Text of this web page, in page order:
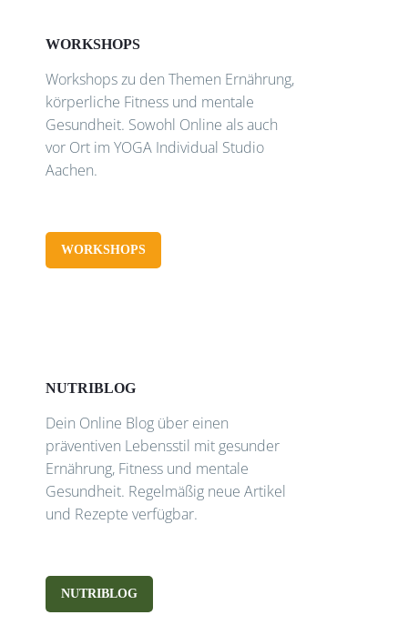
WORKSHOPS
Workshops zu den Themen Ernährung,
körperliche Fitness und mentale
Gesundheit. Sowohl Online als auch
vor Ort im YOGA Individual Studio
Aachen.
WORKSHOPS
NUTRIBLOG
Dein Online Blog über einen
präventiven Lebensstil mit gesunder
Ernährung, Fitness und mentale
Gesundheit. Regelmäßig neue Artikel
und Rezepte verfügbar.
NUTRIBLOG